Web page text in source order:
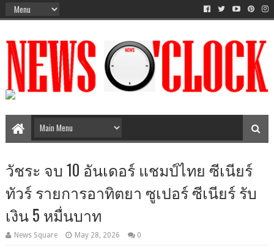
The Time Between AM-PM
วัชระ จบ 10 อันเดอร์ แชมป์ไทย ซีเนียร์
ทัวร์ รายการอาทิตยา ซูเปอร์ ซีเนียร์ รับ
เงิน 5 หมื่นบาท
News Square May 28, 2026 0